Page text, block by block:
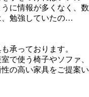
に情報が多くなく、数
、勉強していたの…
承っております。
で使う椅子やソファ、
の高い家具をご提案い